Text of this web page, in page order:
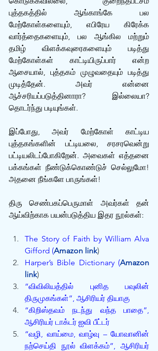
புத்தகத்தில் ஆங்காங்கே பல
மேற்கோள்களையும், எபிரேய கிரேக்க
வார்த்தைகளையும், பல ஆங்கில மற்றும்
தமிழ் விளக்கவுரைகளையும் படித்து
மேற்கோள்கள் காட்டியிருப்பார் என்ற
ஆசையால், புத்தகம் முழுவதையும் படித்து
முடித்தேன். அவர் என்னை
ஆச்சரியப்படுத்தினாரா? இல்லையா?
தொடர்ந்து படியுங்கள்.
இப்போது, அவர் மேற்கோள் காட்டிய
புத்தகங்களின் பட்டியலை, சரசரவென்று
பட்டியலிடப்போகிறேன். அவைகள் எத்தனை
பக்கங்கள் நீண்டுக்கொண்டுச் செல்லுமோ!
அதனை நீங்களே பாருங்கள்!
திரு செண்பகப்பெருமாள் அவர்கள் தன்
ஆய்விற்காக பயன்படுத்திய இதர நூல்கள்:
The Story of Faith by William Alva
Gifford (Amazon link)
Harper’s Bible Dictionary (Amazon
link)
“விவிலியத்தில் புனித பவுலின்
திருமுகங்கள்”, ஆசிரியர் தியாகு
“கிறிஸ்தவம் நடந்து வந்த பாதை”,
ஆசிரியர் டாக்டர் ஐவி பீட்டர்
“வழி, வாய்மை, வாழ்வு – யோவானின்
நற்செய்தி நூல் விளக்கம்”, ஆசிரியர்